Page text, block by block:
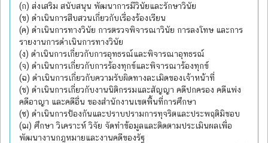
(ก) ส่งเสริม สนับสนุน พัฒนาการมีวินัยและรักษาวินัย
(ข) ดำเนินการสืบสวนเกี่ยวกับเรื่องร้องเรียน
(ค) ดำเนินการทางวินัย การตรวจพิจารณาวินัย การลงโทษ และการ
รายงานการดำเนินการทางวินัย
(ง) ดำเนินการเกี่ยวกับการอุทธรณ์และพิจารณาอุทธรณ์
(จ) ดำเนินการเกี่ยวกับการร้องทุกข์และพิจารณาร้องทุกข์
(ฉ) ดำเนินการเกี่ยวกับความรับผิดทางละเมิดของเจ้าหน้าที่
(ช) ดำเนินการเกี่ยวกับงานนิติกรรมและสัญญา คดีปกครอง คดีแพ่ง
คดีอาญา และคดีอื่น ของสำนักงานเขตพื้นที่การศึกษา
(ซ) ดำเนินการป้องกันและปราบปรามการทุจริตและประพฤติมิชอบ
(ฌ) ศึกษา วิเคราะห์ วิจัย จัดทำข้อมูลและติดตามประเมินผลเพื่อ
พัฒนางานกฎหมายและงานคดีของรัฐ